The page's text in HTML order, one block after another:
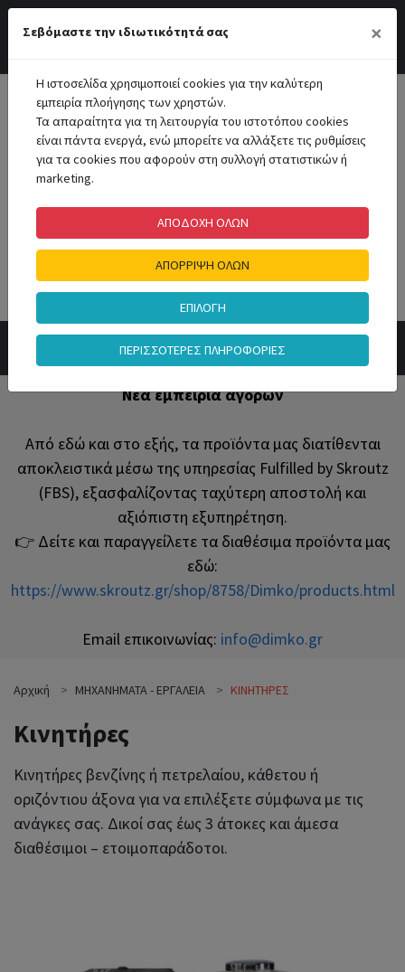
Καλάθι Αγορών
Αναζήτηση
Νέα εμπειρία αγορών
Από εδώ και στο εξής, τα προϊόντα μας διατίθενται
αποκλειστικά μέσω της υπηρεσίας Fulfilled by Skroutz
(FBS), εξασφαλίζοντας ταχύτερη αποστολή και
αξιόπιστη εξυπηρέτηση.
👉 Δείτε και παραγγείλετε τα διαθέσιμα προϊόντα μας
εδώ:
https://www.skroutz.gr/shop/8758/Dimko/products.html
Email επικοινωνίας: info@dimko.gr
Αρχική ΜΗΧΑΝΗΜΑΤΑ - ΕΡΓΑΛΕΙΑ ΚΙΝΗΤΗΡΕΣ
Κινητήρες
Κινητήρες βενζίνης ή πετρελαίου, κάθετου ή
οριζόντιου άξονα για να επιλέξετε σύμφωνα με τις
ανάγκες σας. Δικοί σας έως 3 άτοκες και άμεσα
διαθέσιμοι – ετοιμοπαράδοτοι.
Σεβόμαστε την ιδιωτικότητά σας ×
Η ιστοσελίδα χρησιμοποιεί cookies για την καλύτερη
εμπειρία πλοήγησης των χρηστών.
Τα απαραίτητα για τη λειτουργία του ιστοτόπου cookies
είναι πάντα ενεργά, ενώ μπορείτε να αλλάξετε τις ρυθμίσεις
για τα cookies που αφορούν στη συλλογή στατιστικών ή
marketing.
ΑΠΟΔΟΧΗ ΟΛΩΝ
ΑΠΟΡΡΙΨΗ ΟΛΩΝ
ΕΠΙΛΟΓΗ
ΠΕΡΙΣΣΟΤΕΡΕΣ ΠΛΗΡΟΦΟΡΙΕΣ